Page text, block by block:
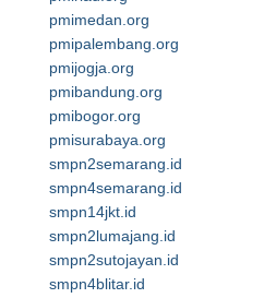
pmimedan.org
pmipalembang.org
pmijogja.org
pmibandung.org
pmibogor.org
pmisurabaya.org
smpn2semarang.id
smpn4semarang.id
smpn14jkt.id
smpn2lumajang.id
smpn2sutojayan.id
smpn4blitar.id